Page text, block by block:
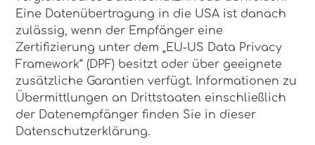
Eine Datenübertragung in die USA ist danach
zulässig, wenn der Empfänger eine
Zertifizierung unter dem „EU-US Data Privacy
Framework“ (DPF) besitzt oder über geeignete
zusätzliche Garantien verfügt. Informationen zu
Übermittlungen an Drittstaaten einschließlich
der Datenempfänger finden Sie in dieser
Datenschutzerklärung.